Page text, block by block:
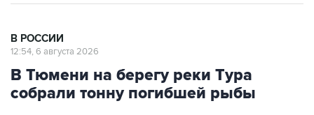
В РОССИИ
12:54, 6 августа 2026
В Тюмени на берегу реки Тура
собрали тонну погибшей рыбы